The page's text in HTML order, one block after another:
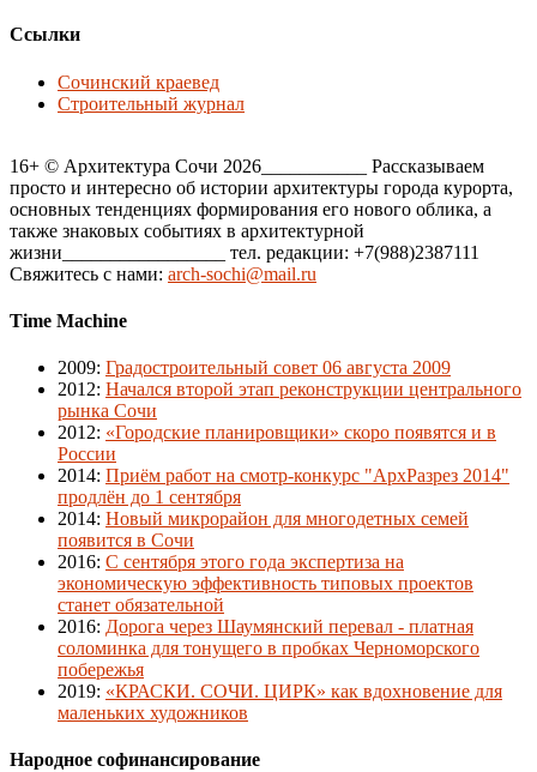
Ссылки
Сочинский краевед
Строительный журнал
16+ © Архитектура Сочи 2026___________ Рассказываем
просто и интересно об истории архитектуры города курорта,
основных тенденциях формирования его нового облика, а
также знаковых событиях в архитектурной
жизни_________________ тел. редакции: +7(988)2387111
Свяжитесь с нами: arch-sochi@mail.ru
Time Machine
2009: Градостроительный совет 06 августа 2009
2012: Начался второй этап реконструкции центрального
рынка Сочи
2012: «Городские планировщики» скоро появятся и в
России
2014: Приём работ на смотр-конкурс "АрхРазрез 2014"
продлён до 1 сентября
2014: Новый микрорайон для многодетных семей
появится в Сочи
2016: С сентября этого года экспертиза на
экономическую эффективность типовых проектов
станет обязательной
2016: Дорога через Шаумянский перевал - платная
соломинка для тонущего в пробках Черноморского
побережья
2019: «КРАСКИ. СОЧИ. ЦИРК» как вдохновение для
маленьких художников
Народное софинансирование